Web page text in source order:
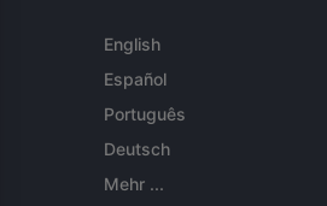
English
Español
Português
Deutsch
Mehr ...